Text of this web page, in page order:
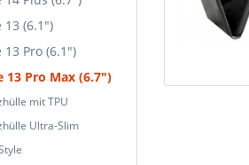
13 (6.1")
13 Pro (6.1")
13 Pro Max (6.7")
mit TPU
Ultra-Slim